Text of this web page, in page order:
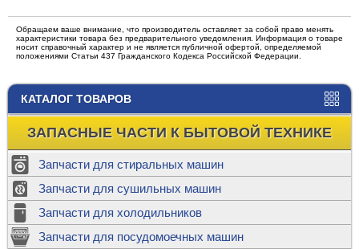
КАТАЛОГ ТОВАРОВ
ЗАПАСНЫЕ ЧАСТИ К БЫТОВОЙ ТЕХНИКЕ
Запчасти для стиральных машин
Запчасти для сушильных машин
Запчасти для холодильников
Запчасти для посудомоечных машин
Обращаем ваше внимание, что производитель оставляет за собой право менять
характеристики товара без предварительного уведомления. Информация о товаре
носит справочный характер и не является публичной офертой, определяемой
положениями Статьи 437 Гражданского Кодекса Российской Федерации.